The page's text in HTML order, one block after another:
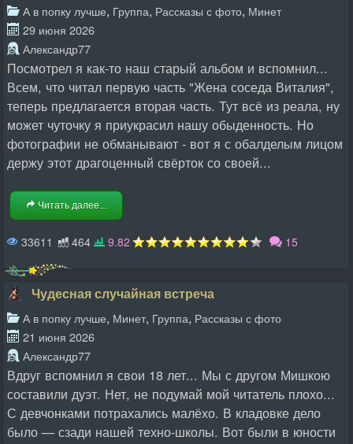
А в попку лучше, Группа, Рассказы с фото, Минет
29 июня 2026
Александр77
Посмотрел я как-то наш старый альбом и вспомнил...
Всем, что читал первую часть "Жена соседа Виталия",
теперь предлагается вторая часть. Тут всё из реала, ну
может чуточку я приукрасил нашу обыденность. Но
фотографии не обманывают - вот я с обалделым лицом
держу этот драгоценный свёрток со своей...
Читать далее...
33611 464 9.82 15
Чудесная случайная встреча
А в попку лучше, Минет, Группа, Рассказы с фото
21 июня 2026
Александр77
Вдруг вспомнил я свои 18 лет... Мы с другом Мишкою
составили дуэт. Нет, не подумай мой читатель плохо...
С девчонками потрахались малёхо. В кладовке дело
было — сзади нашей техно-школы. Вот были в юности